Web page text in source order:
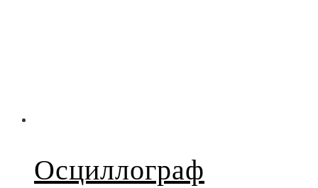
Осциллограф